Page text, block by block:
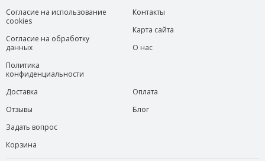
Согласие на использование
cookies
Согласие на обработку
данных
Политика
конфиденциальности
Контакты
Карта сайта
О нас
Доставка
Отзывы
Задать вопрос
Корзина
Оплата
Блог